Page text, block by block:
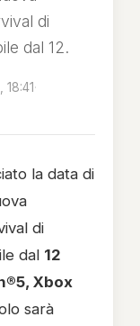
di
dal 12.
·
la data di
di
dal 12
Xbox
sarà